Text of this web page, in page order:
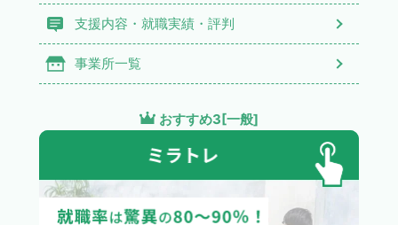
支援内容・就職実績・評判
事業所一覧
おすすめ3[一般]